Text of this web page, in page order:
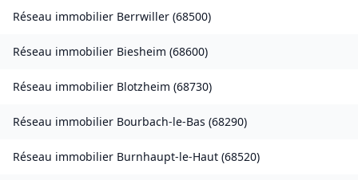
Réseau immobilier Berrwiller (68500)
Réseau immobilier Biesheim (68600)
Réseau immobilier Blotzheim (68730)
Réseau immobilier Bourbach-le-Bas (68290)
Réseau immobilier Burnhaupt-le-Haut (68520)